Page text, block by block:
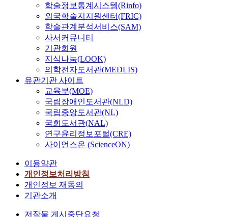
학술정보통계시스템(Rinfo)
외국학술지지원센터(FRIC)
학술관계분석서비스(SAM)
사서커뮤니티
기관회원
지식나눔(LOOK)
의학전자도서관(MEDLIS)
유관기관 사이트
교육부(MOE)
국립장애인도서관(NLD)
국립중앙도서관(NL)
국회도서관(NAL)
연구윤리정보포털(CRE)
사이언스온 (ScienceON)
이용약관
개인정보처리방침
개인정보 재동의
기관소개
저작물 게시중단요청